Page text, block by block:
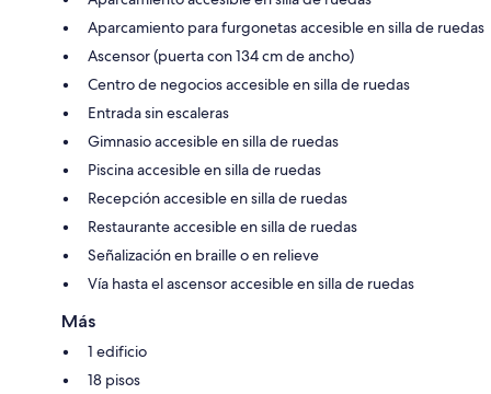
Aparcamiento para furgonetas accesible en silla de ruedas
Ascensor (puerta con 134 cm de ancho)
Centro de negocios accesible en silla de ruedas
Entrada sin escaleras
Gimnasio accesible en silla de ruedas
Piscina accesible en silla de ruedas
Recepción accesible en silla de ruedas
Restaurante accesible en silla de ruedas
Señalización en braille o en relieve
Vía hasta el ascensor accesible en silla de ruedas
Más
1 edificio
18 pisos